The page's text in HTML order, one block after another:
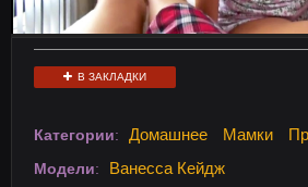
В ЗАКЛАДКИ
Категории: Домашнее Мамки
Модели: Ванесса Кейдж